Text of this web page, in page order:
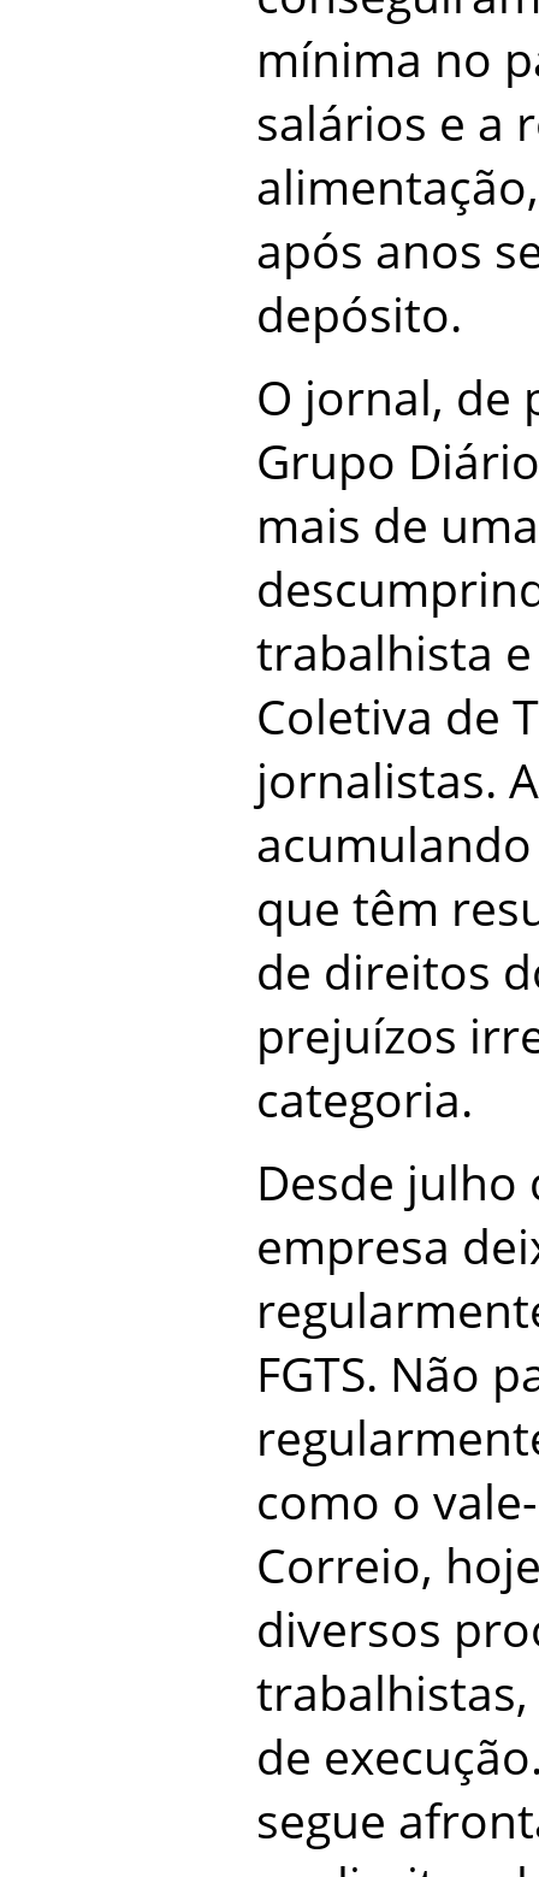
mínima no
salários e a
após anos
depósito.
O jornal, de
Grupo
mais de
trabalhista
Coletiva de
jornalistas.
que têm
de direitos
prejuízos
categoria.
Desde julho
empresa
FGTS. Não
como o
Correio,
diversos
de
segue